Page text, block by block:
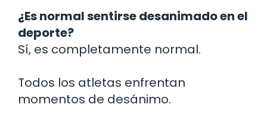
¿Es normal sentirse desanimado en el
deporte?
Sí, es completamente normal.
Todos los atletas enfrentan
momentos de desánimo.